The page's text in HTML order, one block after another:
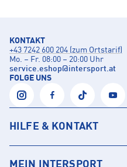
KONTAKT
+43 7242 600 204 (zum Ortstarif)
Mo. – Fr. 08:00 – 20:00 Uhr
service.eshop@intersport.at
FOLGE UNS
HILFE & KONTAKT
MEIN INTERSPORT